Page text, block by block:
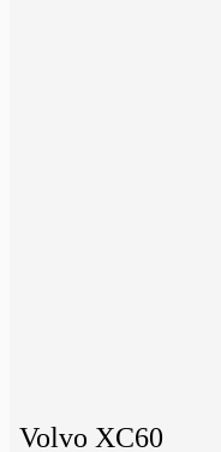
Volvo XC60